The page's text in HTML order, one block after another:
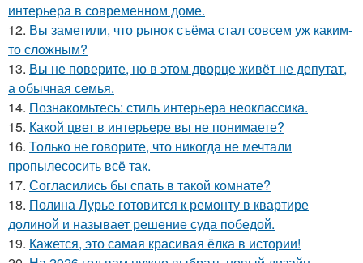
интерьера в современном доме.
12. Вы заметили, что рынок съёма стал совсем уж каким-
то сложным?
13. Вы не поверите, но в этом дворце живёт не депутат,
а обычная семья.
14. Познакомьтесь: стиль интерьера неоклассика.
15. Какой цвет в интерьере вы не понимаете?
16. Только не говорите, что никогда не мечтали
пропылесосить всё так.
17. Согласились бы спать в такой комнате?
18. Полина Лурье готовится к ремонту в квартире
долиной и называет решение суда победой.
19. Кажется, это самая красивая ёлка в истории!